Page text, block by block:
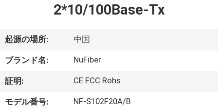
ク
ト
私
2*10/100Base-Tx
起源の場所: 中国
ブランド名: NuFiber
証明: CE FCC Rohs
モデル番号: NF-S102F20A/B